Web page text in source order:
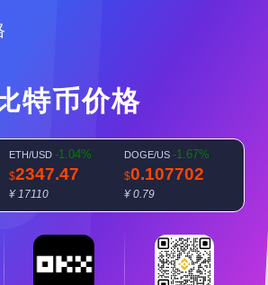
特币价格
ETH/USD -1.04%
$2347.47
¥ 17110
DOGE/US -1.67%
$0.107702
¥ 0.79